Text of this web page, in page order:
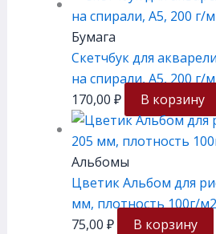
Бумага
Скетчбук для
на спирали, А5, 200 г/
170,00 ₽ В корзину
Альбомы
Цветик Альбом для
мм, плотность 100г/
75,00 ₽ В корзину